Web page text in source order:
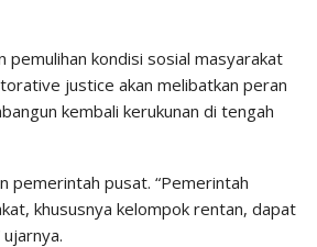
pemulihan kondisi sosial masyarakat
justice akan melibatkan peran
kembali kerukunan di tengah
pemerintah pusat. “Pemerintah
khususnya kelompok rentan, dapat